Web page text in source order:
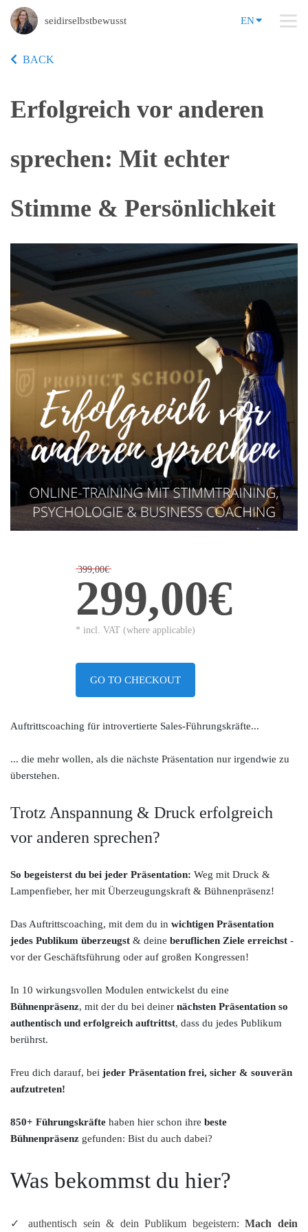
seidirselbstbewusst EN
BACK
Erfolgreich vor anderen
sprechen: Mit echter
Stimme & Persönlichkeit
399,00€
299,00€
* incl. VAT (where applicable)
GO TO CHECKOUT
Auftrittscoaching für introvertierte Sales-Führungskräfte...
... die mehr wollen, als die nächste Präsentation nur irgendwie zu
überstehen.
Trotz Anspannung & Druck erfolgreich
vor anderen sprechen?
So begeisterst du bei jeder Präsentation: Weg mit Druck &
Lampenfieber, her mit Überzeugungskraft & Bühnenpräsenz!
Das Auftrittscoaching, mit dem du in wichtigen Präsentation
jedes Publikum überzeugst & deine beruflichen Ziele erreichst -
vor der Geschäftsführung oder auf großen Kongressen!
In 10 wirkungsvollen Modulen entwickelst du eine
Bühnenpräsenz, mit der du bei deiner nächsten Präsentation so
authentisch und erfolgreich auftrittst, dass du jedes Publikum
berührst.
Freu dich darauf, bei jeder Präsentation frei, sicher & souverän
aufzutreten!
850+ Führungskräfte haben hier schon ihre beste
Bühnenpräsenz gefunden: Bist du auch dabei?
Was bekommst du hier?
✓ authentisch sein & dein Publikum begeistern: Mach dein